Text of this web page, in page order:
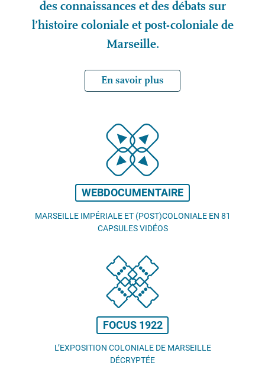
des connaissances et des débats sur
l’histoire coloniale et post-coloniale de
Marseille.
En savoir plus
WEBDOCUMENTAIRE
MARSEILLE IMPÉRIALE ET (POST)COLONIALE EN 81
CAPSULES VIDÉOS
FOCUS 1922
L’EXPOSITION COLONIALE DE MARSEILLE
DÉCRYPTÉE